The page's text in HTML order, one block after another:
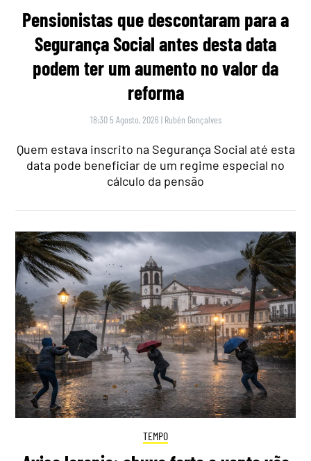
Pensionistas que descontaram para a
Segurança Social antes desta data
podem ter um aumento no valor da
reforma
18:30 5 Agosto, 2026 | Rubén Gonçalves
Quem estava inscrito na Segurança Social até esta
data pode beneficiar de um regime especial no
cálculo da pensão
TEMPO